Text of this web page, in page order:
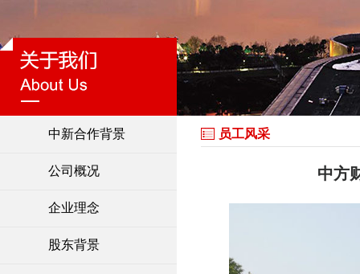
中新合作背景
公司概况
企业理念
股东背景
员工风采
中方